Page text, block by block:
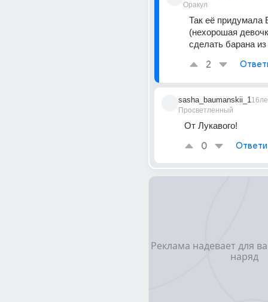
Оракул
Так её придумала
(нехорошая
сделать барана
2
sasha_baumanskii_1
Просветленный
От Лукавого!
0